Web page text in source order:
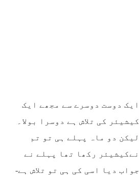
ایک دوست دوسرے سے مجھے ایک
کیشیئر کی تلاش ہے دوسرا بولا۔
لیکن دو ماہ پہلے ہی تو تم
نےکیشیئر رکھا تھا پہلے نے
جواب دیا اسی کی ہی تو تلاش ہے-